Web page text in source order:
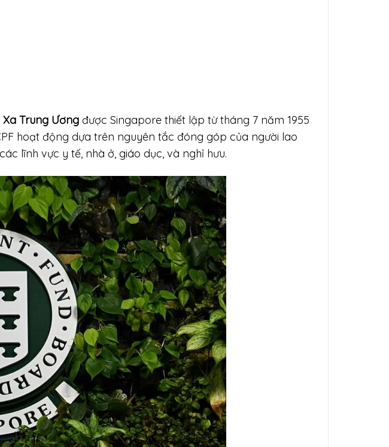
Trung Ương được Singapore thiết lập từ tháng 7 năm 1955
hoạt động dựa trên nguyên tắc đóng góp của người lao
lĩnh vực y tế, nhà ở, giáo dục, và nghỉ hưu.